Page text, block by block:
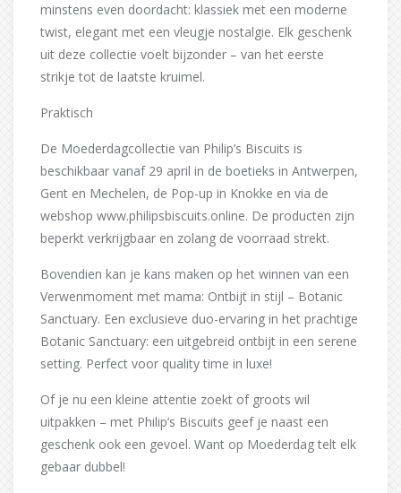
minstens even doordacht: klassiek met een moderne
twist, elegant met een vleugje nostalgie. Elk geschenk
uit deze collectie voelt bijzonder – van het eerste
strikje tot de laatste kruimel.
Praktisch
De Moederdagcollectie van Philip’s Biscuits is
beschikbaar vanaf 29 april in de boetieks in Antwerpen,
Gent en Mechelen, de Pop-up in Knokke en via de
webshop www.philipsbiscuits.online. De producten zijn
beperkt verkrijgbaar en zolang de voorraad strekt.
Bovendien kan je kans maken op het winnen van een
Verwenmoment met mama: Ontbijt in stijl – Botanic
Sanctuary. Een exclusieve duo-ervaring in het prachtige
Botanic Sanctuary: een uitgebreid ontbijt in een serene
setting. Perfect voor quality time in luxe!
Of je nu een kleine attentie zoekt of groots wil
uitpakken – met Philip’s Biscuits geef je naast een
geschenk ook een gevoel. Want op Moederdag telt elk
gebaar dubbel!